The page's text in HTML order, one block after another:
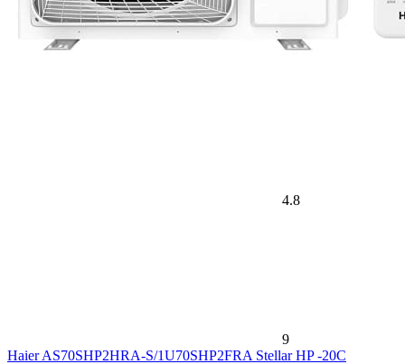
4.8
9
Haier AS70SHP2HRA-S/1U70SHP2FRA Stellar HP -20С